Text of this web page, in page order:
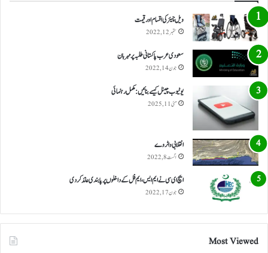
ویل چیئر کی اقسام اور قیمت
ستمبر 12, 2022
سعودی عرب پاکستانی طلبہ پر مہربان
جون 14, 2022
یوٹیوب چینل کیسے بنائیں: مکمل رہنمائی
مئی 11, 2025
انقلابی واٹر وے
اگست 8, 2022
ایچ ای سی نے ایم ایس، ایم فل کے داخلوں پر پابندی عائد کر دی
جون 17, 2022
Most Viewed